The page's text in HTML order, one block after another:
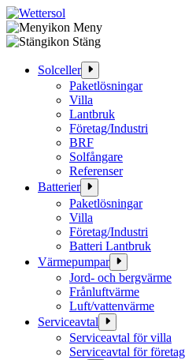
Meny
Hoppa
innehåll
Stäng
Solceller
Paketlösningar
Villa
Lantbruk
Företag/Industri
BRF
Solfångare
Referenser
Batterier
Paketlösningar
Villa
Företag/Industri
Batteri Lantbruk
Värmepumpar
Jord- och bergvärme
Frånluftvärme
Luft/vattenvärme
Serviceavtal
Serviceavtal för villa
Serviceavtal för företag